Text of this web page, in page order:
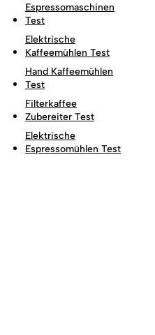
Espressomaschinen
Test
Elektrische
Kaffeemühlen Test
Hand Kaffeemühlen
Test
Filterkaffee
Zubereiter Test
Elektrische
Espressomühlen Test